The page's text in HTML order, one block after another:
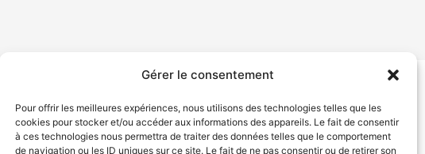
Gérer le consentement
Pour offrir les meilleures expériences, nous utilisons des technologies telles que les
cookies pour stocker et/ou accéder aux informations des appareils. Le fait de consentir
à ces technologies nous permettra de traiter des données telles que le comportement
de navigation ou les ID uniques sur ce site. Le fait de ne pas consentir ou de retirer son
Déclaration de services Politique de confidentialité